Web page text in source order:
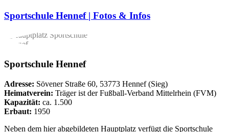
Sportschule Hennef | Fotos & Infos
Sportschule Hennef
Adresse: Sövener Straße 60, 53773 Hennef (Sieg)
Heimatverein: Träger ist der Fußball-Verband Mittelrhein (FVM)
Kapazität: ca. 1.500
Erbaut: 1950
Neben dem hier abgebildeten Hauptplatz verfügt die Sportschule